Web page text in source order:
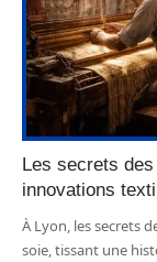
Les secrets
innovations
À Lyon, les secrets
soie, tissant une